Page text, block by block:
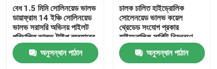
বাড়ি
পণ্য
আমাদের সম্বন্ধে
বেধ 1.5 মিমি সোলিনয়েড ভালভ
ডায়াফ্রাম 14 ইঞ্চি সোলিনয়েড
ভালভ সরাসরি অভিনয় পাইলট
পরিচালিত ভালভ টাইপ ব্যবহারের
জন্য আদর্শ
অনুসন্ধান পাঠান
চালক চালিত হাইড্রোলিক
সোলেনয়েড ভালভ কয়েল
থ্রেডেড সংযোগ প্রকার
হাইড্রোলিক সার্কিট নিয়ন্ত্রণে
পারফরম্যান্সের জন্য ডিজাইন করা
হয়েছে
অনুসন্ধান পাঠান